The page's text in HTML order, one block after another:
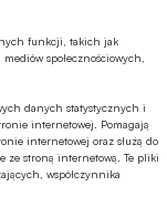
funkcji, takich jak
społecznościowych,
danych statystycznych i
internetowej. Pomagają
internetowej oraz służą do
ze stroną internetową. Te pliki
współczynnika
w czasie
banki mogą
Portfel